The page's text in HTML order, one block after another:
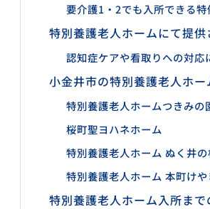
要介護1・2でも入所できる
特別養護老人ホームにて提
認知症ケアや看取りへの対応
小金井市の特別養護老人ホ
特別養護老人ホームつきみの
桜町聖ヨハネホーム
特別養護老人ホーム ぬく井の
特別養護老人ホーム 本町け
特別養護老人ホーム入所まで